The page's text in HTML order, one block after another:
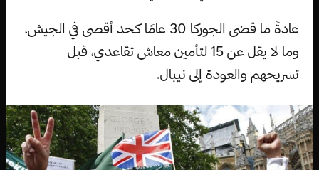
عادةً ما قضى الجوركا 30 عامًا كحد أقصى في الجيش،
وما لا يقل عن 15 لتأمين معاش تقاعدي، قبل
تسريحهم والعودة إلى نيبال.